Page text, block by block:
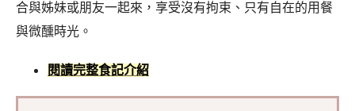
合與姊妹或朋友一起來，享受沒有拘束、只有自在的用餐
與微醺時光。
閱讀完整食記介紹